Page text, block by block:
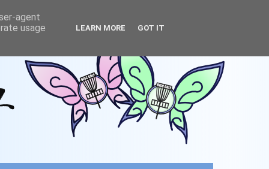
im Raum Wien, Niederösterreich und Burgenland
und diverse Kurztipps.
agent
usage
LEARN MORE GOT IT